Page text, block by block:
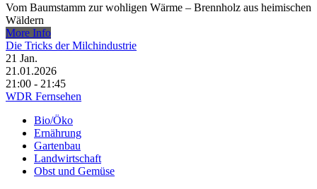
Vom Baumstamm zur wohligen Wärme – Brennholz aus heimischen
Wäldern
More Info
Die Tricks der Milchindustrie
21 Jan.
21.01.2026
21:00 - 21:45
WDR Fernsehen
Bio/Öko
Ernährung
Gartenbau
Landwirtschaft
Obst und Gemüse